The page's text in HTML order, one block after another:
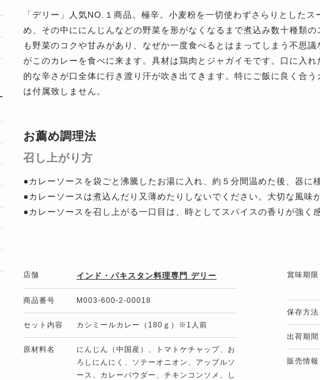
「デリー」人気NO.１商品。極辛。小麦粉を一切使わずさらりとした
め、その中ににんじんなどの野菜を形がなくなるまで煮込み数十種類
も野菜のコクや甘みがあり、なぜか一度食べるとはまってしまう不思
がこのカレーを食べに来ます。具材は鶏肉とジャガイモです。口に入
的な辛さが口全体に行き渡り汗が吹き出てきます。特にご飯に良く合
は付属致しません。
お薦め調理法
召し上がり方
●カレーソースを袋ごと沸騰したお湯に入れ、約５分間温めた後、器に
●カレーソースは煮込んだり又薄めたりしないでください。大切な風味
●カレーソースを召し上がる一口目は、時としてスパイスの香りが強く
店舗 インド・パキスタン料理専門 デリー
商品番号 M003-600-2-00018
セット内容 カシミールカレー（180ｇ）※1人前
原材料名
にんじん（中国産）、トマトケチャップ、お
ろしにんにく、ソテーオニオン、アップルソ
ース、カレーパウダー、チキンコンソメ、し
賞味期限
保存方法
出荷期間
販売情報